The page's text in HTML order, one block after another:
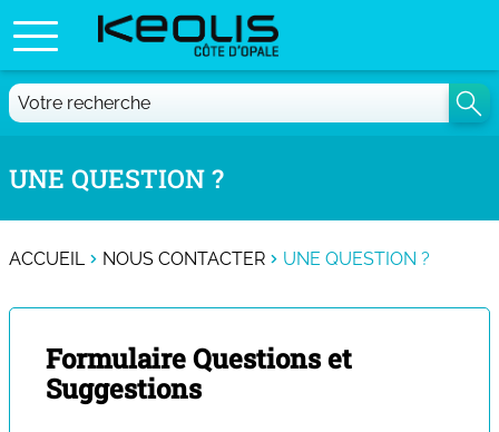
UNE QUESTION ?
ACCUEIL NOUS CONTACTER UNE QUESTION ?
Formulaire Questions et
Suggestions